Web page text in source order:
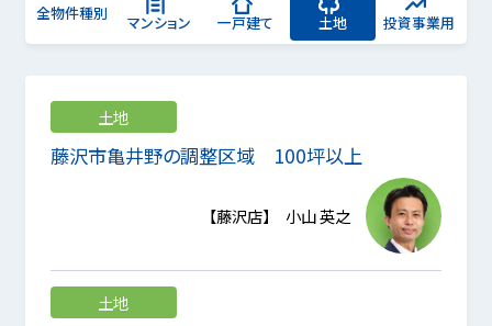
全物件種別
マンション 一戸建て 土地 投資事業用
土地
藤沢市亀井野の調整区域 100坪以上
【藤沢店】 小山 英之
土地